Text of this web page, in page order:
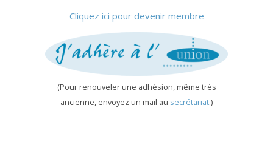
Cliquez ici pour devenir membre
(Pour renouveler une adhésion, même très
ancienne, envoyez un mail au secrétariat.)